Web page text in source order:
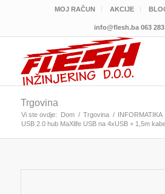
MOJ RAČUN AKCIJE
info@flesh.ba 063
Trgovina
Vi ste ovdje: Dom / Trgovina / INFORMATIKA
USB 2.0 hub MaXlife USB na 4xUSB + 1,5m